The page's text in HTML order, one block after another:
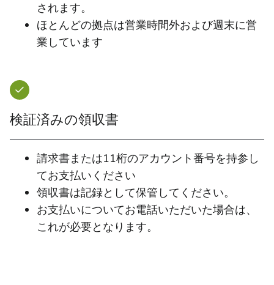
されます。
ほとんどの拠点は営業時間外および週末に営
業しています
検証済みの領収書
請求書または11桁のアカウント番号を持参し
てお支払いください
領収書は記録として保管してください。
お支払いについてお電話いただいた場合は、
これが必要となります。